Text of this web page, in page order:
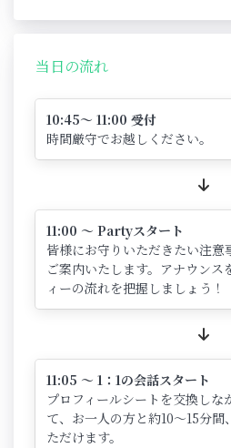
当日の流れ
10:45～ 11:00 受付
時間厳守でお越しください。
11:00 ～ Partyスタート
皆様にお守りいただきたい注意
ご案内いたします。アナウンス
ィーの流れを把握しましょう！
11:05 ～ 1：1の会話スタート
プロフィールシートを交換しな
て、お一人の方と約10～15分
ただけます。